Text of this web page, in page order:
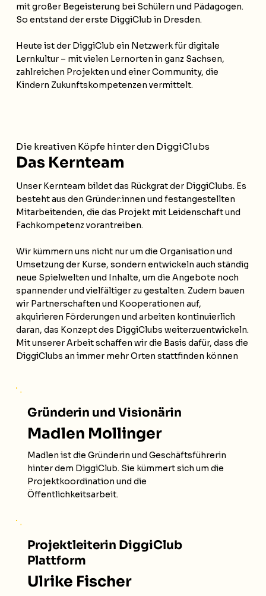
Madlen Mollinger
Gründerin und Visionärin
Madlen ist die Gründerin und Geschäftsführerin
hinter dem DiggiClub. Sie kümmert sich um die
Projektkoordination und die
Öffentlichkeitsarbeit.
Ulrike Fischer
Projektleiterin DiggiClub
Plattform
Die kreativen Köpfe hinter den DiggiClubs
Das Kernteam
Unser Kernteam bildet das Rückgrat der DiggiClubs. Es
besteht aus den Gründer:innen und festangestellten
Mitarbeitenden, die das Projekt mit Leidenschaft und
Fachkompetenz vorantreiben.
Wir kümmern uns nicht nur um die Organisation und
Umsetzung der Kurse, sondern entwickeln auch ständig
neue Spielwelten und Inhalte, um die Angebote noch
spannender und vielfältiger zu gestalten. Zudem bauen
wir Partnerschaften und Kooperationen auf,
akquirieren Förderungen und arbeiten kontinuierlich
daran, das Konzept des DiggiClubs weiterzuentwickeln.
Mit unserer Arbeit schaffen wir die Basis dafür, dass die
DiggiClubs an immer mehr Orten stattfinden können
mit großer Begeisterung bei Schülern und Pädagogen.
So entstand der erste DiggiClub in Dresden.
Heute ist der DiggiClub ein Netzwerk für digitale
Lernkultur – mit vielen Lernorten in ganz Sachsen,
zahlreichen Projekten und einer Community, die
Kindern Zukunftskompetenzen vermittelt.